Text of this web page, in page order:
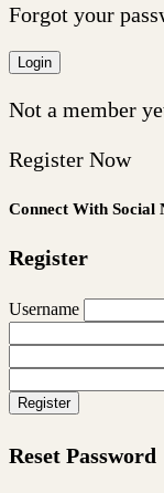
Forgot your
Login
Not a member
Register Now
Connect With Social
Register
Username
Register
Reset Password